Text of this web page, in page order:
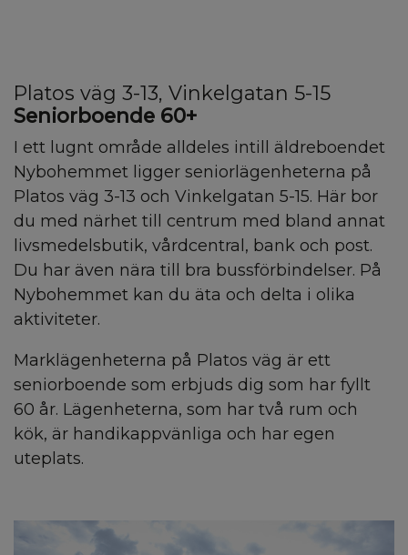
Platos väg 3-13, Vinkelgatan 5-15
Seniorboende 60+
I ett lugnt område alldeles intill äldreboendet
Nybohemmet ligger seniorlägenheterna på
Platos väg 3-13 och Vinkelgatan 5-15. Här bor
du med närhet till centrum med bland annat
livsmedelsbutik, vårdcentral, bank och post.
Du har även nära till bra bussförbindelser. På
Nybohemmet kan du äta och delta i olika
aktiviteter.
Marklägenheterna på Platos väg är ett
seniorboende som erbjuds dig som har fyllt
60 år. Lägenheterna, som har två rum och
kök, är handikappvänliga och har egen
uteplats.